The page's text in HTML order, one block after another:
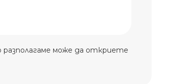
разполагаме може да откриете